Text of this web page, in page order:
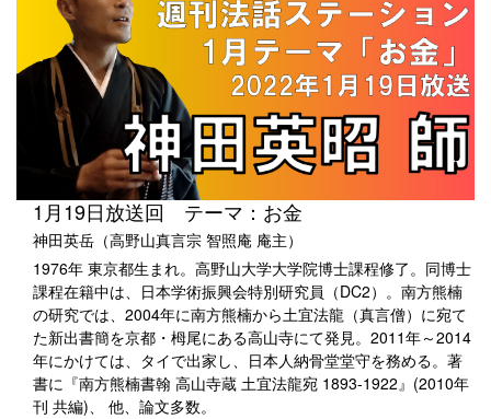
1月19日放送回 テーマ：お金
神田英岳（高野山真言宗 智照庵 庵主）
1976年 東京都生まれ。高野山大学大学院博士課程修了。同博士
課程在籍中は、日本学術振興会特別研究員（DC2）。南方熊楠
の研究では、2004年に南方熊楠から土宜法龍（真言僧）に宛て
た新出書簡を京都・栂尾にある高山寺にて発見。2011年～2014
年にかけては、タイで出家し、日本人納骨堂堂守を務める。著
書に『南方熊楠書翰 高山寺蔵 土宜法龍宛 1893-1922』(2010年
刊 共編)、 他、論文多数。